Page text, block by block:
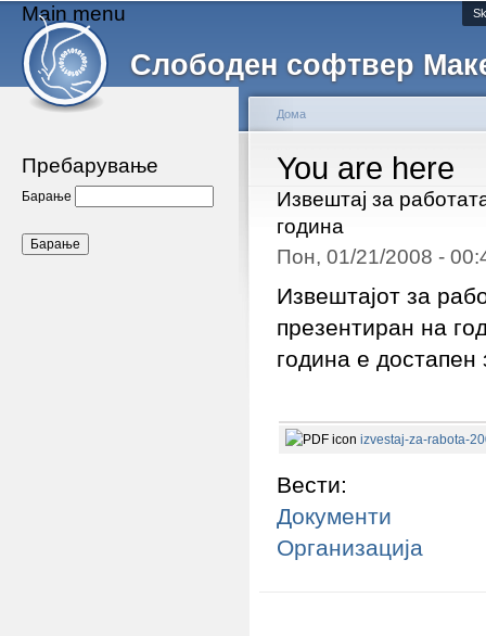
Слободен софтвер
Main menu
Пребарување
Барање
You are here
Дома
Извештај за
година
Пон, 01/21/2008 -
Извештајот за
презентиран на
година е
izvestaj-za-rabota-
Вести:
Документи
Организација